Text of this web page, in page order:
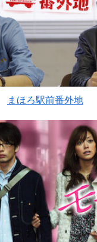
まほろ駅前番外地